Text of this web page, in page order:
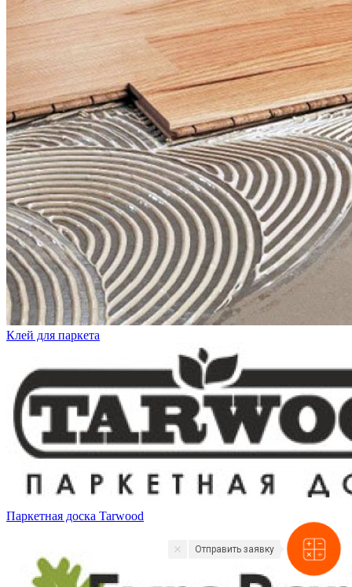
Клей для паркета
Паркетная доска Tarwood
Отправить заявку